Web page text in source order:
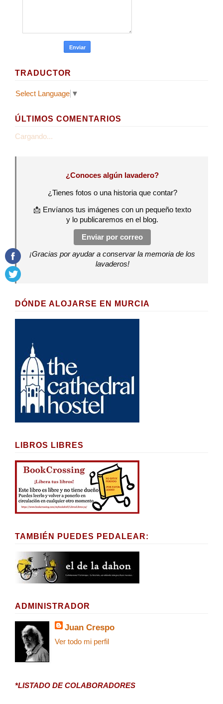
TRADUCTOR
Select Language ▼
ÚLTIMOS COMENTARIOS
Cargando...
¿Conoces algún lavadero?
¿Tienes fotos o una historia que contar?
📩 Envíanos tus imágenes con un pequeño texto
y lo publicaremos en el blog.
Enviar por correo
¡Gracias por ayudar a conservar la memoria de los
lavaderos!
DÓNDE ALOJARSE EN MURCIA
LIBROS LIBRES
TAMBIÉN PUEDES PEDALEAR:
ADMINISTRADOR
Juan Crespo
Ver todo mi perfil
*LISTADO DE COLABORADORES